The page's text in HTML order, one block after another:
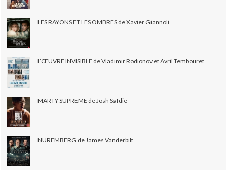
LES RAYONS ET LES OMBRES de Xavier Giannoli
L’ŒUVRE INVISIBLE de Vladimir Rodionov et Avril Tembouret
MARTY SUPRÊME de Josh Safdie
NUREMBERG de James Vanderbilt